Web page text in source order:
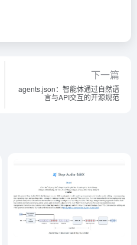
下一篇
agents.json：智能体通过自然语
言与API交互的开源规范